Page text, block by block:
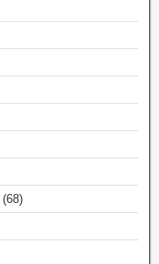
(68)